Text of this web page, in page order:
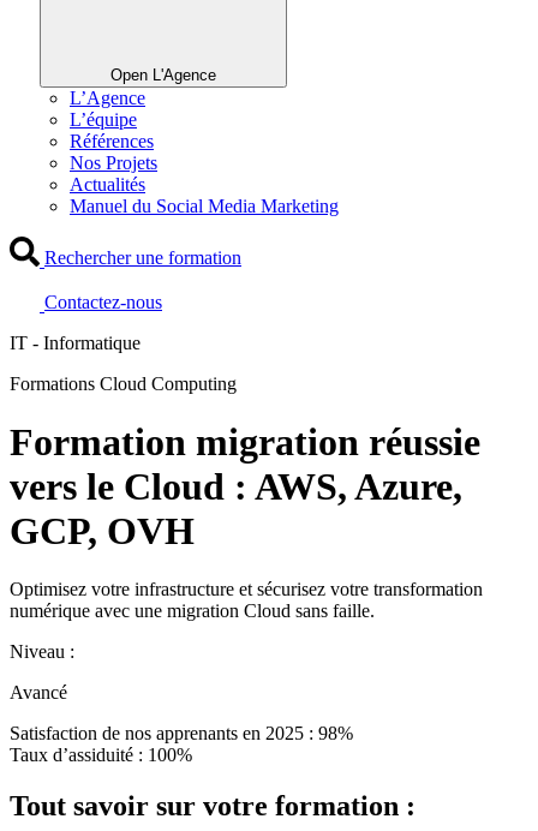
Open L'Agence
L’Agence
L’équipe
Références
Nos Projets
Actualités
Manuel du Social Media Marketing
Rechercher une formation
Contactez-nous
IT - Informatique
Formations Cloud Computing
Formation migration réussie
vers le Cloud : AWS, Azure,
GCP, OVH
Optimisez votre infrastructure et sécurisez votre transformation
numérique avec une migration Cloud sans faille.
Niveau :
Avancé
Satisfaction de nos apprenants en 2025 : 98%
Taux d’assiduité : 100%
Tout savoir sur votre formation :